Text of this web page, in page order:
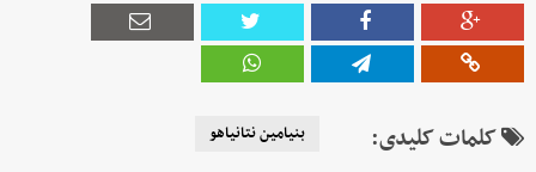
کلمات کلیدی: بنیامین نتانیاهو